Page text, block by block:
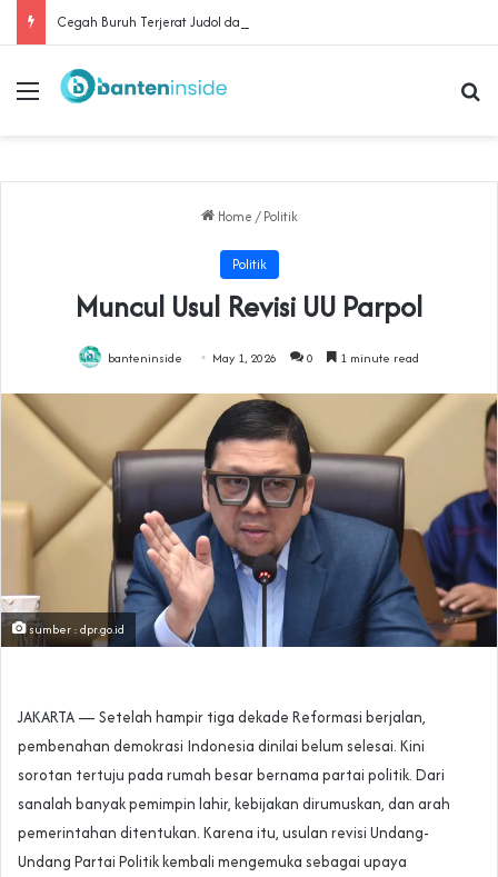
Menu
Home / Politik
Politik
Muncul Usul Revisi UU Parpol
banteninside May 1, 2026 0 1 minute read
sumber : dpr.go.id
JAKARTA — Setelah hampir tiga dekade Reformasi berjalan,
pembenahan demokrasi Indonesia dinilai belum selesai. Kini
sorotan tertuju pada rumah besar bernama partai politik. Dari
sanalah banyak pemimpin lahir, kebijakan dirumuskan, dan arah
pemerintahan ditentukan. Karena itu, usulan revisi Undang-
Undang Partai Politik kembali mengemuka sebagai upaya